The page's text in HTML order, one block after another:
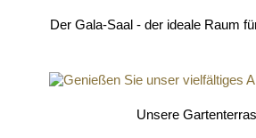
Der Gala-Saal - der ideale Raum
Unsere